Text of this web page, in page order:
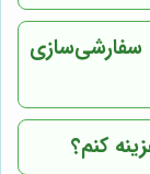
سفارشی‌سازی
کنم؟